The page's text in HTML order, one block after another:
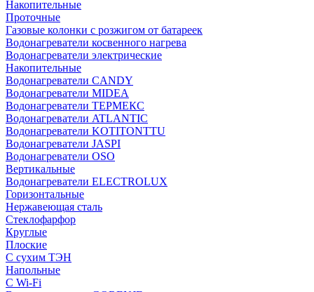
Накопительные
Проточные
Газовые колонки с розжигом от батареек
Водонагреватели косвенного нагрева
Водонагреватели электрические
Накопительные
Водонагреватели CANDY
Водонагреватели MIDEA
Водонагреватели ТЕРМЕКС
Водонагреватели ATLANTIC
Водонагреватели KOTITONTTU
Водонагреватели JASPI
Водонагреватели OSO
Вертикальные
Водонагреватели ELECTROLUX
Горизонтальные
Нержавеющая сталь
Стеклофарфор
Круглые
Плоские
С сухим ТЭН
Напольные
С Wi-Fi